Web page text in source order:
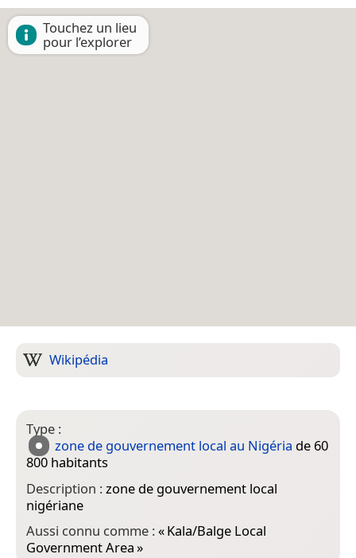
Touchez un lieu
pour l’explorer
Wikipédia
Type :
zone de gouvernement local au Nigéria de 60
800 habitants
Description :zone de gouvernement local
nigériane
Aussi connu comme :«Kala/Balge Local
Government Area»